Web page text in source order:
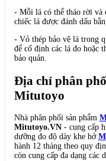
- Mỗi lá có thể tháo rời và
chiếc lá được đánh dấu
- Vỏ thép bảo vệ lá trong
để cố định các lá đo hoặc
bảo quản.
Địa chỉ phân
Mitutoyo
Nhà phân phối sản phẩm
Mitutoyo.VN - cung cấp
dưỡng đo độ dày khe hở
hành 12 tháng theo quy
còn cung cấp đa dạng các